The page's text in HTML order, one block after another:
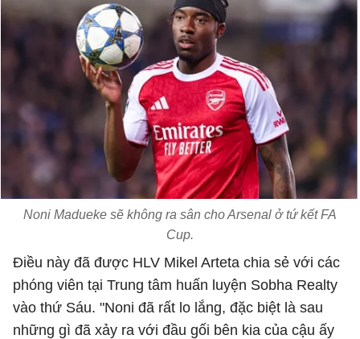
Noni Madueke sẽ không ra sân cho Arsenal ở tứ kết FA
Cup.
Điều này đã được HLV Mikel Arteta chia sẻ với các
phóng viên tại Trung tâm huấn luyện Sobha Realty
vào thứ Sáu. "Noni đã rất lo lắng, đặc biệt là sau
những gì đã xảy ra với đầu gối bên kia của cậu ấy